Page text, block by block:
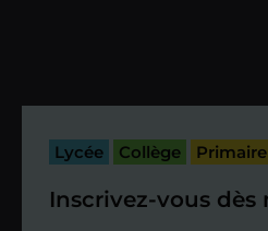
passé.
Étape 4
Lycée Collège Primaire
Inscrivez-vous dès